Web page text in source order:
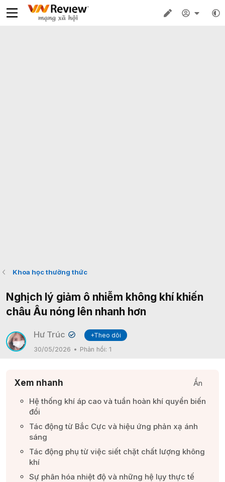
Khoa học thường thức
Nghịch lý giảm ô nhiễm không khí khiến
châu Âu nóng lên nhanh hơn
Hư Trúc ✔
+Theo dõi
30/05/2026
Phản hồi: 1
Xem nhanh
Ẩn
Hệ thống khí áp cao và tuần hoàn khí quyển biến
đổi​
Tác động từ Bắc Cực và hiệu ứng phản xạ ánh
sáng​
Tác động phụ từ việc siết chặt chất lượng không
khí​
Sự phân hóa nhiệt độ và những hệ lụy thực tế​